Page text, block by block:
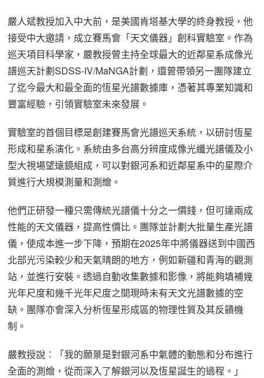
嚴人斌教授加入中大前，是美國肯塔基大學的終身教授，他
接受中大邀請，成立賽馬會「天文儀器」創科實驗室。作為
巡天項目科學家，嚴教授曾主持全球最大的近鄰星系成像光
譜巡天計劃SDSS-IV/MaNGA計劃，還曾帶領另一團隊建立
了迄今最大和最全面的恆星光譜數據庫，憑著其專業知識和
豐富經驗，引領實驗室未來發展。
實驗室的首個目標是創建賽馬會光譜巡天系統，以研討恆星
形成和星系演化。系統由多台高分辨度成像光纖光譜儀及小
型大視場望遠鏡組成，可以對銀河系和近鄰星系中的星際介
質進行大規模測量和測繪。
他們正研發一種只需傳統光譜儀十分之一價錢，但可達兩成
性能的天文儀器，提高性價比。團隊並計劃大批量生產光譜
儀，使成本進一步下降，預期在2025年中將儀器送到中國西
北部光污染較少和天氣晴朗的地方，例如新疆和青海的觀測
站，並進行安裝。透過自動收集數據和影像，將能夠填補幾
光年尺度和幾千光年尺度之間現時未有天文光譜數據的空
缺。團隊亦會深入分析恆星形成區的物理性質及其反饋機
制。
嚴教授說︰「我的願景是對銀河系中氣體的動態和分布進行
全面的測繪，從而深入了解銀河以及恆星誕生的過程。」